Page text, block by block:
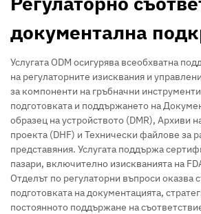
документална
Услугата ODM осигурява всеобхватна
на регулаторните изисквания и
за компоненти на гръбначни
подготовката и поддържането на
образец на устройството (DMR), Архиви
проекта (DHF) и Технически файлове за
представяния. Услугата поддържа
пазари, включително изискванията на
Отделът по регулаторни въпроси оказва
подготовката на документацията,
постоянното поддържане на